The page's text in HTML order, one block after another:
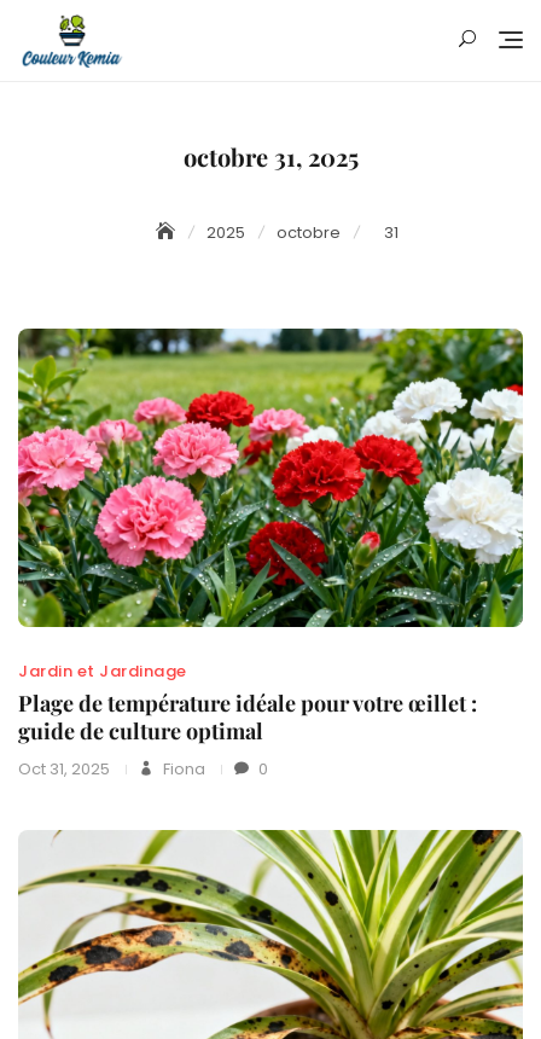
content
octobre 31, 2025
2025 octobre 31
Jardin et Jardinage
Plage de température idéale pour votre œillet :
guide de culture optimal
Oct 31, 2025 Fiona 0